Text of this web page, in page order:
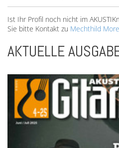
Ist Ihr Profil noch nicht im
Sie bitte Kontakt zu Mechthild
AKTUELLE